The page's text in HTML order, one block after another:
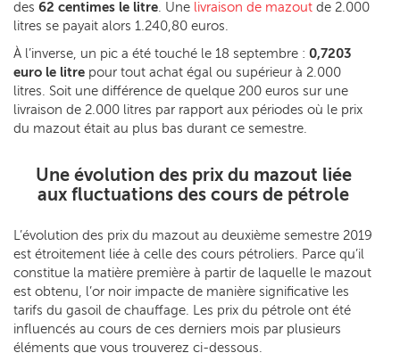
des 62 centimes le litre. Une livraison de mazout de 2.000
litres se payait alors 1.240,80 euros.
À l’inverse, un pic a été touché le 18 septembre : 0,7203
euro le litre pour tout achat égal ou supérieur à 2.000
litres. Soit une différence de quelque 200 euros sur une
livraison de 2.000 litres par rapport aux périodes où le prix
du mazout était au plus bas durant ce semestre.
Une évolution des prix du mazout liée
aux fluctuations des cours de pétrole
L’évolution des prix du mazout au deuxième semestre 2019
est étroitement liée à celle des cours pétroliers. Parce qu’il
constitue la matière première à partir de laquelle le mazout
est obtenu, l’or noir impacte de manière significative les
tarifs du gasoil de chauffage. Les prix du pétrole ont été
influencés au cours de ces derniers mois par plusieurs
éléments que vous trouverez ci-dessous.